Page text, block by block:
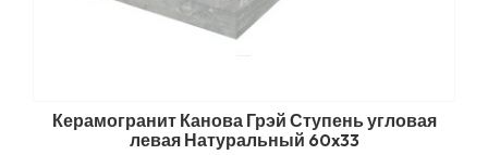
Керамогранит Канова Грэй Ступень угловая
левая Натуральный 60x33